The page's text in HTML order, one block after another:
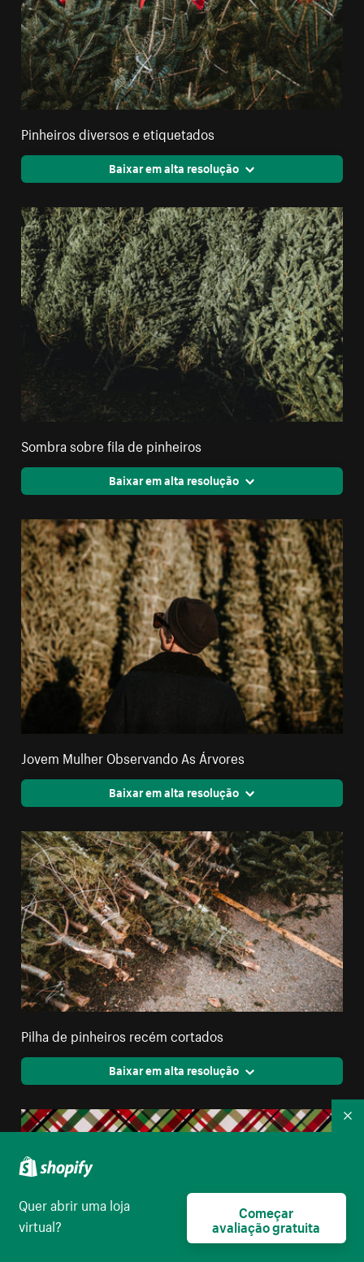
Pinheiros diversos e etiquetados
Baixar em alta resolução
Sombra sobre fila de pinheiros
Baixar em alta resolução
Jovem Mulher Observando As Árvores
Baixar em alta resolução
Pilha de pinheiros recém cortados
Baixar em alta resolução
Quer abrir uma loja
virtual?
Começar
avaliação gratuita